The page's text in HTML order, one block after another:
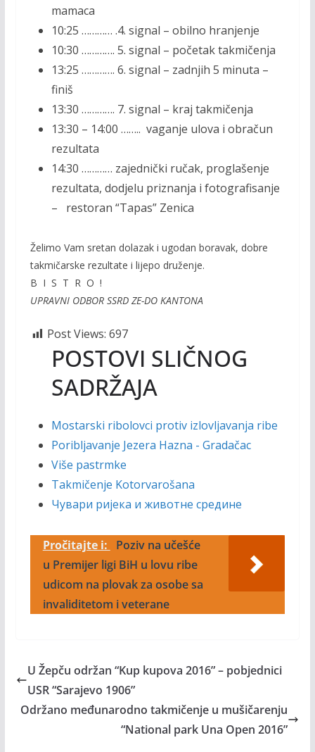
mamaca
10:25 ………… .4. signal – obilno hranjenje
10:30 …………. 5. signal – početak takmičenja
13:25 …………. 6. signal – zadnjih 5 minuta –
finiš
13:30 …………. 7. signal – kraj takmičenja
13:30 – 14:00 …….. vaganje ulova i obračun
rezultata
14:30 ………… zajednički ručak, proglašenje
rezultata, dodjelu priznanja i fotografisanje
– restoran “Tapas” Zenica
Želimo Vam sretan dolazak i ugodan boravak, dobre
takmičarske rezultate i lijepo druženje.
B I S T R O !
UPRAVNI ODBOR SSRD ZE-DO KANTONA
Post Views: 697
POSTOVI SLIČNOG
SADRŽAJA
Mostarski ribolovci protiv izlovljavanja ribe
Poribljavanje Jezera Hazna - Gradačac
Više pastrmke
Takmičenje Kotorvarošana
Чувари ријека и животне средине
Pročitajte i:
Poziv na učešće
u Premijer ligi BiH u lovu ribe
udicom na plovak za osobe sa
invaliditetom i veterane
U Žepču održan “Kup kupova 2016” – pobjednici
USR “Sarajevo 1906”
Održano međunarodno takmičenje u mušičarenju
“National park Una Open 2016”